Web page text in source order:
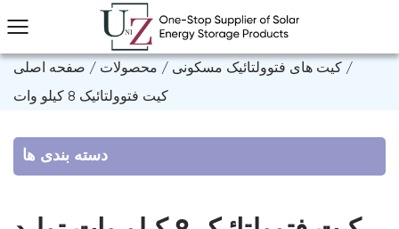
صفحه اصلی / محصولات / کیت های فتوولتائیک مسکونی /
کیت فتوولتائیک 8 کیلو وات
دسته بندی ها